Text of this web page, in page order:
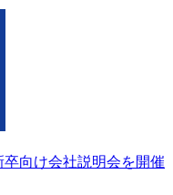
卒向け会社説明会を開催